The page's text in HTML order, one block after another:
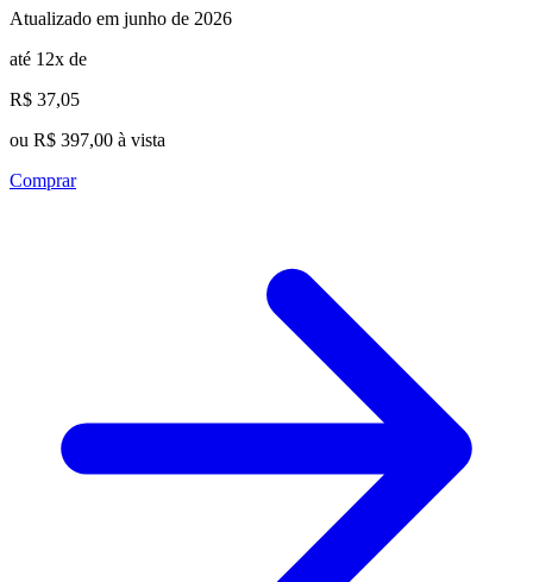
Atualizado em junho de 2026
até 12x de
R$ 37,05
ou R$ 397,00 à vista
Comprar